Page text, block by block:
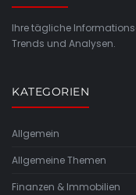
Ihre tägliche
Trends und Analysen.
KATEGORIEN
Allgemein
Allgemeine Themen
Finanzen & Immobilien